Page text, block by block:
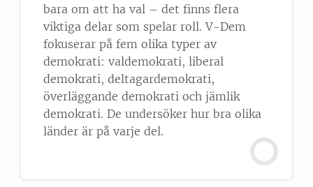
bara om att ha val – det finns flera
viktiga delar som spelar roll. V-Dem
fokuserar på fem olika typer av
demokrati: valdemokrati, liberal
demokrati, deltagardemokrati,
överläggande demokrati och jämlik
demokrati. De undersöker hur bra olika
länder är på varje del.